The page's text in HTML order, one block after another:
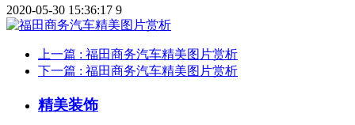
2020-05-30 15:36:17 9
上一篇 : 福田商务汽车精美图片赏析
下一篇 : 福田商务汽车精美图片赏析
精美装饰